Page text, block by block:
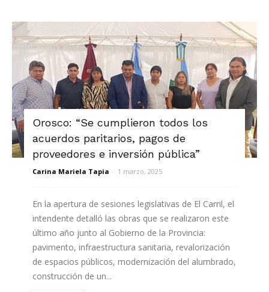
Orosco: “Se cumplieron todos los
acuerdos paritarios, pagos de
proveedores e inversión pública”
Carina Mariela Tapia - 1 marzo, 2025
En la apertura de sesiones legislativas de El Carril, el
intendente detalló las obras que se realizaron este
último año junto al Gobierno de la Provincia:
pavimento, infraestructura sanitaria, revalorización
de espacios públicos, modernización del alumbrado,
construcción de un...